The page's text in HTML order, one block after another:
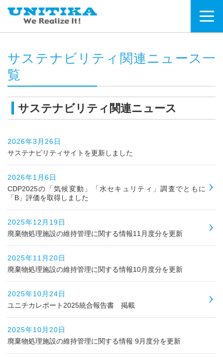
サステナビリティ関連ニュース一
覧
サステナビリティ関連ニュース
2026年3月26日
サステナビリティサイトを更新しました
2026年1月6日
CDP2025の「気候変動」「水セキュリティ」調査でともに
「B」評価を取得しました
2025年12月19日
廃棄物処理施設の維持管理に関する情報11月度分を更新
2025年11月20日
廃棄物処理施設の維持管理に関する情報10月度分を更新
2025年10月24日
ユニチカレポート2025統合報告書 掲載
2025年10月20日
廃棄物処理施設の維持管理に関する情報 9月度分を更新